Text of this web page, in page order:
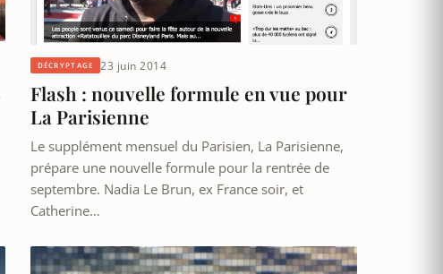
DÉCRYPTAGE 23 juin 2014
Flash : nouvelle formule en vue pour
La Parisienne
Le supplément mensuel du Parisien, La Parisienne,
prépare une nouvelle formule pour la rentrée de
septembre. Nadia Le Brun, ex France soir, et
Catherine…